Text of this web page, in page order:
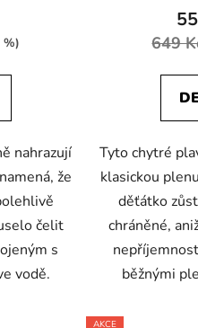
%)
nahrazují
že
čelit
s
vodě.
649
Tyto chytré
klasickou
děťátko
chráněné,
běžnými
AKCE